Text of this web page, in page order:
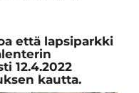
että lapsiparkki
12.4.2022
kautta.